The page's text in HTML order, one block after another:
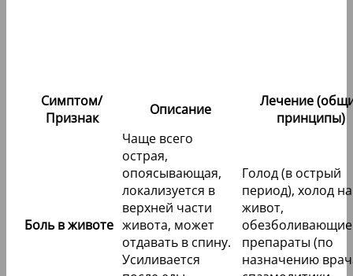
Симптом/
Признак
Описание
Лечение
принципы)
Боль в животе
Чаще всего
острая,
опоясывающая,
локализуется в
верхней части
живота, может
отдавать в спину.
Усиливается
Голод (в острый
период), холод на
живот,
обезболивающие
препараты (по
назначению